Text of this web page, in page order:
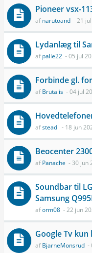
Pioneer vsx-
afnarutoand - 21
Lydanlæg til
afpalle22 - 05 jul
Forbinde gl.
afBrutalis - 04 jul
afsteadi - 18 jun
Beocenter
afPanache - 30 jun
Soundbar til
Samsung
aform08 - 22 jun
Google Tv kun
afBjarneMonsrud -